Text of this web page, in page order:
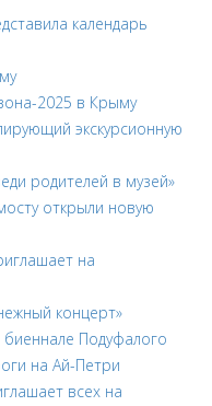
календарь
2025 в Крыму
экскурсионную
родителей в музей»
открыли новую
на
концерт»
Подуфалого
на Ай-Петри
всех на